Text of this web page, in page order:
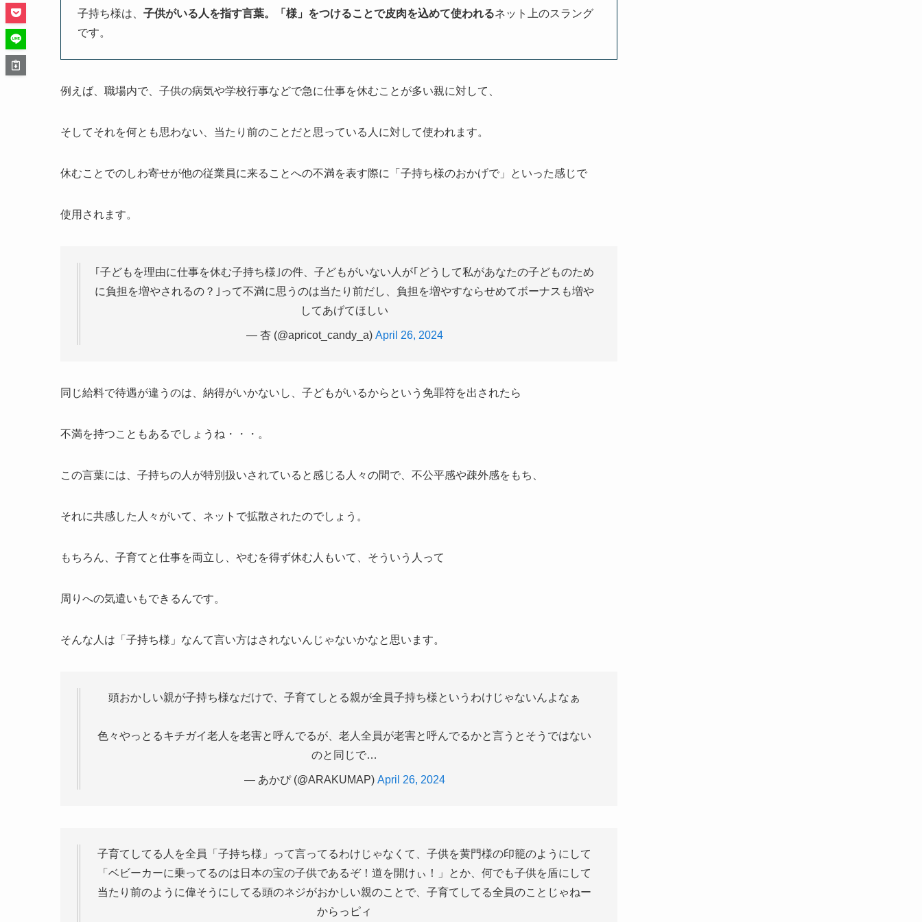
子持ち様は、 子供がいる人を指す言葉。「様」をつけることで皮肉を込めて使われるネット上のスラング
です。
例えば、職場内で、子供の病気や学校行事などで急に仕事を休むことが多い親に対して、
そしてそれを何とも思わない、当たり前のことだと思っている人に対して使われます。
休むことでのしわ寄せが他の従業員に来ることへの不満を表す際に「子持ち様のおかげで」といった感じで
使用されます。
｢子どもを理由に仕事を休む子持ち様｣の件、子どもがいない人が｢どうして私があなたの子どものため
に負担を増やされるの？｣って不満に思うのは当たり前だし、負担を増やすならせめてボーナスも増や
してあげてほしい
— 杏 (@apricot_candy_a) April 26, 2024
同じ給料で待遇が違うのは、納得がいかないし、子どもがいるからという免罪符を出されたら
不満を持つこともあるでしょうね・・・。
この言葉には、子持ちの人が特別扱いされていると感じる人々の間で、不公平感や疎外感をもち、
それに共感した人々がいて、ネットで拡散されたのでしょう。
もちろん、子育てと仕事を両立し、やむを得ず休む人もいて、そういう人って
周りへの気遣いもできるんです。
そんな人は「子持ち様」なんて言い方はされないんじゃないかなと思います。
頭おかしい親が子持ち様なだけで、子育てしとる親が全員子持ち様というわけじゃないんよなぁ
色々やっとるキチガイ老人を老害と呼んでるが、老人全員が老害と呼んでるかと言うとそうではない
のと同じで…
— あかぴ (@ARAKUMAP) April 26, 2024
子育てしてる人を全員「子持ち様」って言ってるわけじゃなくて、子供を黄門様の印籠のようにして
「ベビーカーに乗ってるのは日本の宝の子供であるぞ！道を開けぃ！」とか、何でも子供を盾にして
当たり前のように偉そうにしてる頭のネジがおかしい親のことで、子育てしてる全員のことじゃねー
からっピィ